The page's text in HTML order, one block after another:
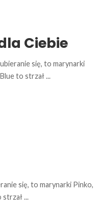
Ciebie
się, to marynarki
to strzał...
się, to marynarki Pinko,
strzał...